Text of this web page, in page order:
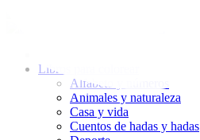
Libros para colorear
Alfabeto y números
Animales y naturaleza
Casa y vida
Cuentos de hadas y hadas